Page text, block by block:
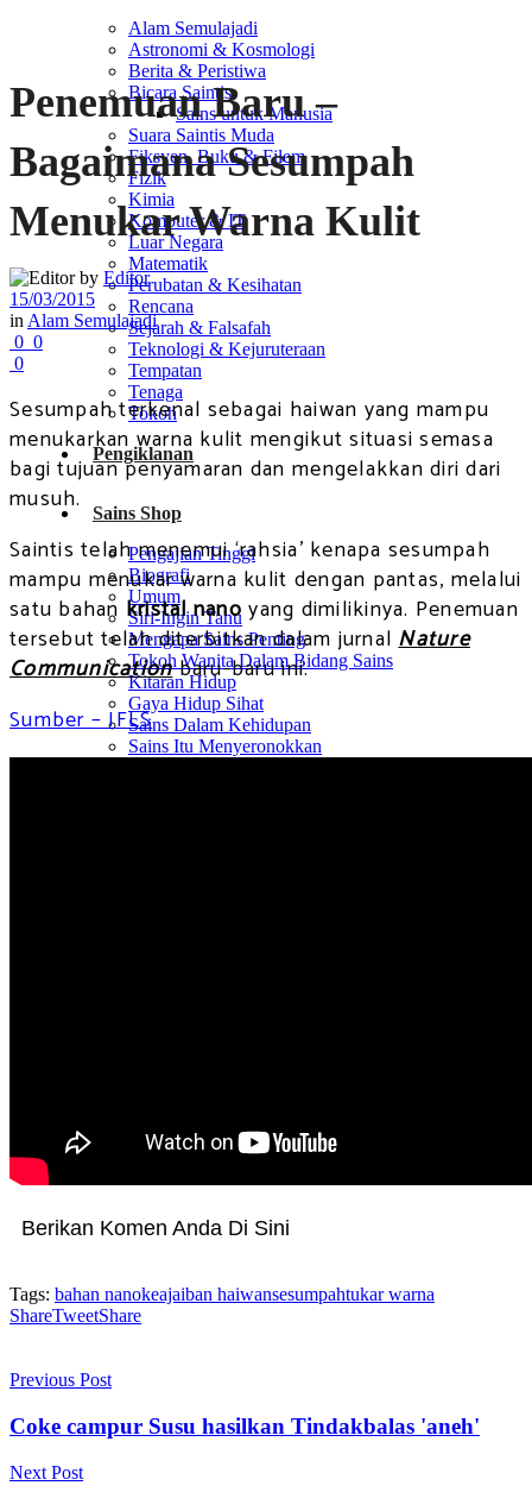
Alam Semulajadi
Astronomi & Kosmologi
Berita & Peristiwa
Bicara Saintis
Sains untuk Manusia
Suara Saintis Muda
Fiksyen, Buku & Filem
Fizik
Kimia
Komputer & IT
Luar Negara
Matematik
Perubatan & Kesihatan
Rencana
Sejarah & Falsafah
Teknologi & Kejuruteraan
Tempatan
Tenaga
Tokoh
Pengiklanan
Sains Shop
Pengajian Tinggi
Biografi
Umum
Siri-Ingin Tahu
Mengapa Sains Penting
Tokoh Wanita Dalam Bidang Sains
Kitaran Hidup
Gaya Hidup Sihat
Sains Dalam Kehidupan
Sains Itu Menyeronokkan
Penemuan Baru –
Bagaimana Sesumpah
Menukar Warna Kulit
by Editor
15/03/2015
in Alam Semulajadi
0 0
0
Sesumpah terkenal sebagai haiwan yang mampu
menukarkan warna kulit mengikut situasi semasa
bagi tujuan penyamaran dan mengelakkan diri dari
musuh.
Saintis telah menemui ‘rahsia’ kenapa sesumpah
mampu menukar warna kulit dengan pantas, melalui
satu bahan kristal nano yang dimilikinya. Penemuan
tersebut telah diterbitkan dalam jurnalNature
Communicationbaru-baru ini.
Sumber – IFLS
Berikan Komen Anda Di Sini
Tags: bahan nanokeajaiban haiwansesumpahtukar warna
ShareTweetShare
Previous Post
Coke campur Susu hasilkan Tindakbalas 'aneh'
Next Post